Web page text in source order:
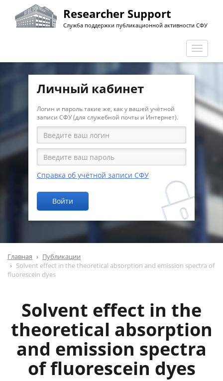
Перейти
основному
Researcher Support
Служба поддержки публикационной активности СФУ
Личный кабинет
Логин и пароль такие же, как у вашей учётной
записи СФУ (для служебной почты и Интернет).
Справка об учётной записи СФУ
Войти
Главная
Публикации
Solvent effect in the theoretical absorption and emission spectra of
fluorescein dyes
Solvent effect in the
theoretical absorption
and emission spectra
of fluorescein dyes